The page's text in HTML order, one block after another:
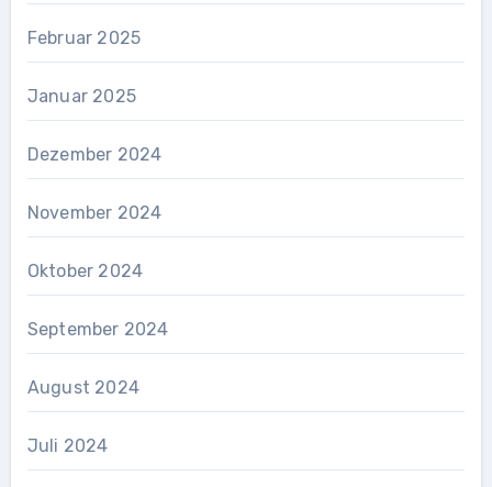
Februar 2025
Januar 2025
Dezember 2024
November 2024
Oktober 2024
September 2024
August 2024
Juli 2024